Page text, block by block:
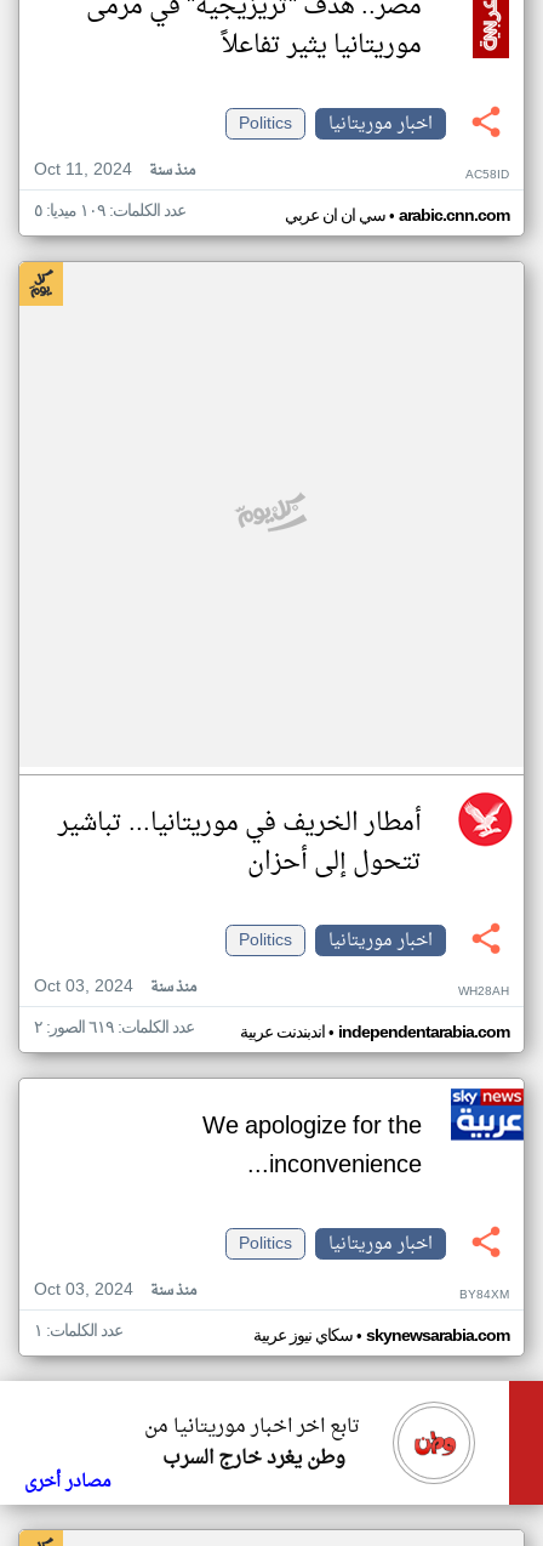
موريتانيا يثير تفاعلاً
اخبار موريتانيا
Politics
Oct 11, 2024
منذ سنة AC58ID
سي ان ان عربي• arabic.cnn.com عدد الكلمات: ١٠٩ ميديا: ٥
أمطار الخريف في موريتانيا... تباشير
تتحول إلى أحزان
اخبار موريتانيا
Politics
Oct 03, 2024
منذ سنة WH28AH
اندبندنت عربية• independentarabia.com عدد الكلمات: ٦١٩ الصور: ٢
We apologize for the
inconvenience...
اخبار موريتانيا
Politics
Oct 03, 2024
منذ سنة BY84XM
سكاي نيوز عربية• skynewsarabia.com عدد الكلمات: ١
تابع اخر اخبار موريتانيا من
وطن يغرد خارج السرب
مصادر أخرى